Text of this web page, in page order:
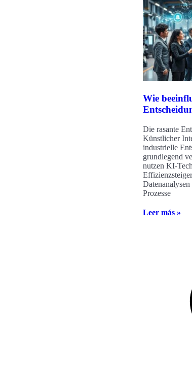
Wie
Die rasante
Künstlicher
industrielle
grundlegend
nutzen KI-
Prozesse
Leer más »